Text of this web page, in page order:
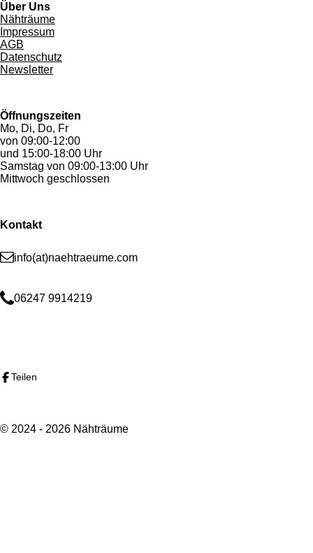
Über Uns
Nähträume
Impressum
AGB
Datenschutz
Newsletter
Öffnungszeiten
Mo, Di, Do, Fr
von 09:00-12:00
und 15:00-18:00 Uhr
Samstag von 09:00-13:00 Uhr
Mittwoch geschlossen
Kontakt
info(at)naehtraeume.com
06247 9914219
c
e
o
r
Teilen
© 2024 - 2026 Nähträume